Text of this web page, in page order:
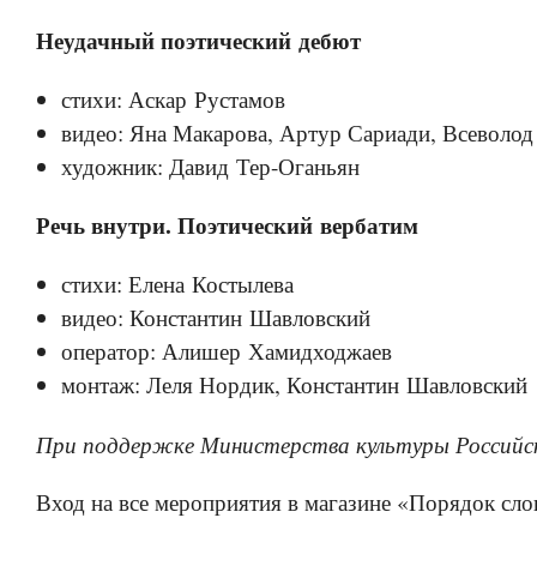
Неудачный поэтический дебют
стихи: Аскар Рустамов
видео: Яна Макарова, Артур Сариади,
художник: Давид Тер-Оганьян
Речь внутри. Поэтический вербатим
стихи: Елена Костылева
видео: Константин Шавловский
оператор: Алишер Хамидходжаев
монтаж: Леля Нордик, Константин Шавловский
При поддержке Министерства культуры
Вход на все мероприятия в магазине «Порядок